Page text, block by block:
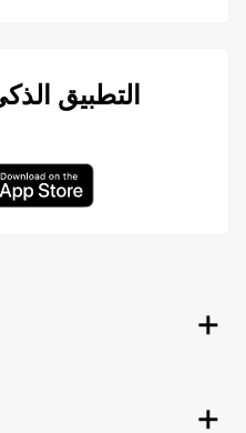
التطبيق